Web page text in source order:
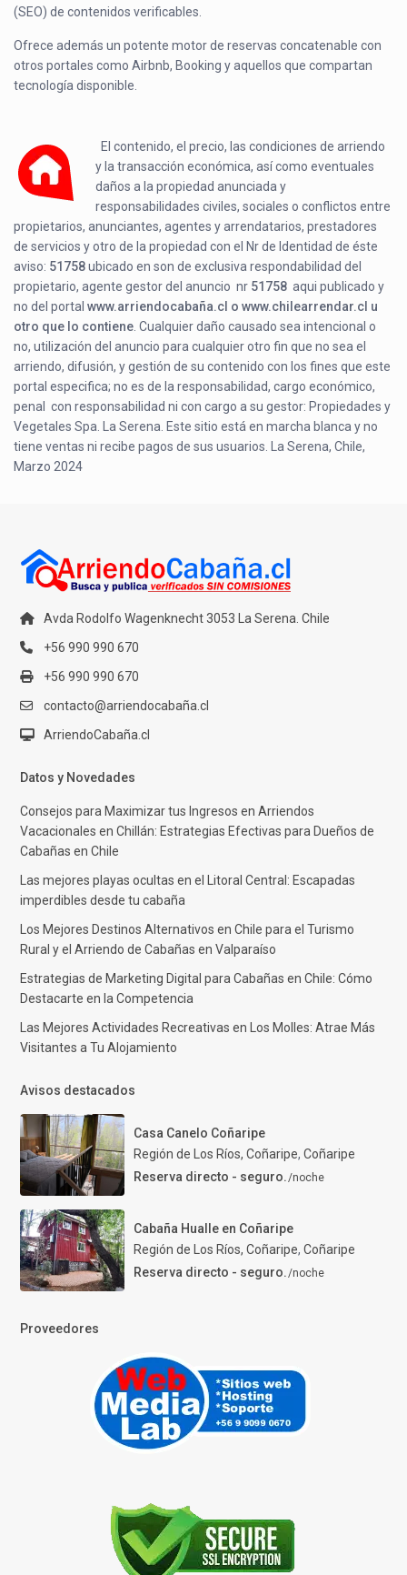
(SEO) de contenidos verificables.
Ofrece además un potente motor de reservas concatenable con
otros portales como Airbnb, Booking y aquellos que compartan
tecnología disponible.
El contenido, el precio, las condiciones de arriendo
y la transacción económica, así como eventuales
daños a la propiedad anunciada y
responsabilidades civiles, sociales o conflictos entre
propietarios, anunciantes, agentes y arrendatarios, prestadores
de servicios y otro de la propiedad con el Nr de Identidad de éste
aviso: 51758ubicado enson de exclusiva respondabilidad del
propietario, agente gestor del anuncio nr 51758 aqui publicado y
no del portalwww.arriendocabaña.cl o www.chilearrendar.cl u
otro que lo contiene . Cualquier daño causado sea intencional o
no, utilización del anuncio para cualquier otro fin que no sea el
arriendo, difusión, y gestión de su contenido con los fines que este
portal especifica; no es de la responsabilidad, cargo económico,
penal con responsabilidad ni con cargo a su gestor: Propiedades y
Vegetales Spa. La Serena. Este sitio está en marcha blanca y no
tiene ventas ni recibe pagos de sus usuarios. La Serena, Chile,
Marzo 2024
Avda Rodolfo Wagenknecht 3053 La Serena. Chile
+56 990 990 670
+56 990 990 670
contacto@arriendocabaña.cl
ArriendoCabaña.cl
Datos y Novedades
Consejos para Maximizar tus Ingresos en Arriendos
Vacacionales en Chillán: Estrategias Efectivas para Dueños de
Cabañas en Chile
Las mejores playas ocultas en el Litoral Central: Escapadas
imperdibles desde tu cabaña
Los Mejores Destinos Alternativos en Chile para el Turismo
Rural y el Arriendo de Cabañas en Valparaíso
Estrategias de Marketing Digital para Cabañas en Chile: Cómo
Destacarte en la Competencia
Las Mejores Actividades Recreativas en Los Molles: Atrae Más
Visitantes a Tu Alojamiento
Avisos destacados
Casa Canelo Coñaripe
Región de Los Ríos, Coñaripe, Coñaripe
Reserva directo - seguro./noche
Cabaña Hualle en Coñaripe
Región de Los Ríos, Coñaripe, Coñaripe
Reserva directo - seguro./noche
Proveedores